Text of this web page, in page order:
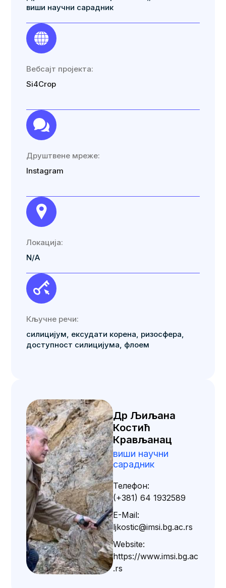
виши научни сарадник
Вебсајт пројекта:
Si4Crop
Друштвене мреже:
Instagram
Локација:
N/A
Кључне речи:
силицијум, ексудати корена, ризосфера,
доступност силицијума, флоем
Др Љиљана
Костић
Крављанац
виши научни
сарадник
Телефон:
(+381) 64 1932589
E-Mail:
ljkostic@imsi.bg.ac.rs
Website:
https://www.imsi.bg.ac
.rs